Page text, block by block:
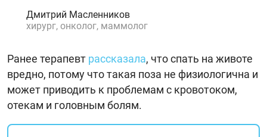
Дмитрий Масленников
хирург, онколог, маммолог
Ранее терапевт рассказала, что спать на животе
вредно, потому что такая поза не физиологична и
может приводить к проблемам с кровотоком,
отекам и головным болям.